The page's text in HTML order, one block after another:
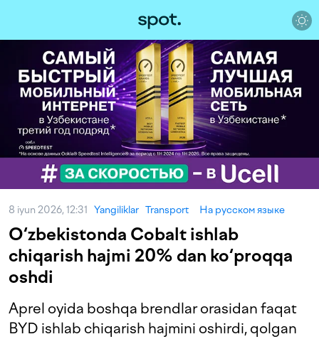
8 iyun 2026, 12:31 Yangiliklar Transport На русском языке
O‘zbekistonda Cobalt ishlab
chiqarish hajmi 20% dan ko‘proqqa
oshdi
Aprel oyida boshqa brendlar orasidan faqat
BYD ishlab chiqarish hajmini oshirdi, qolgan